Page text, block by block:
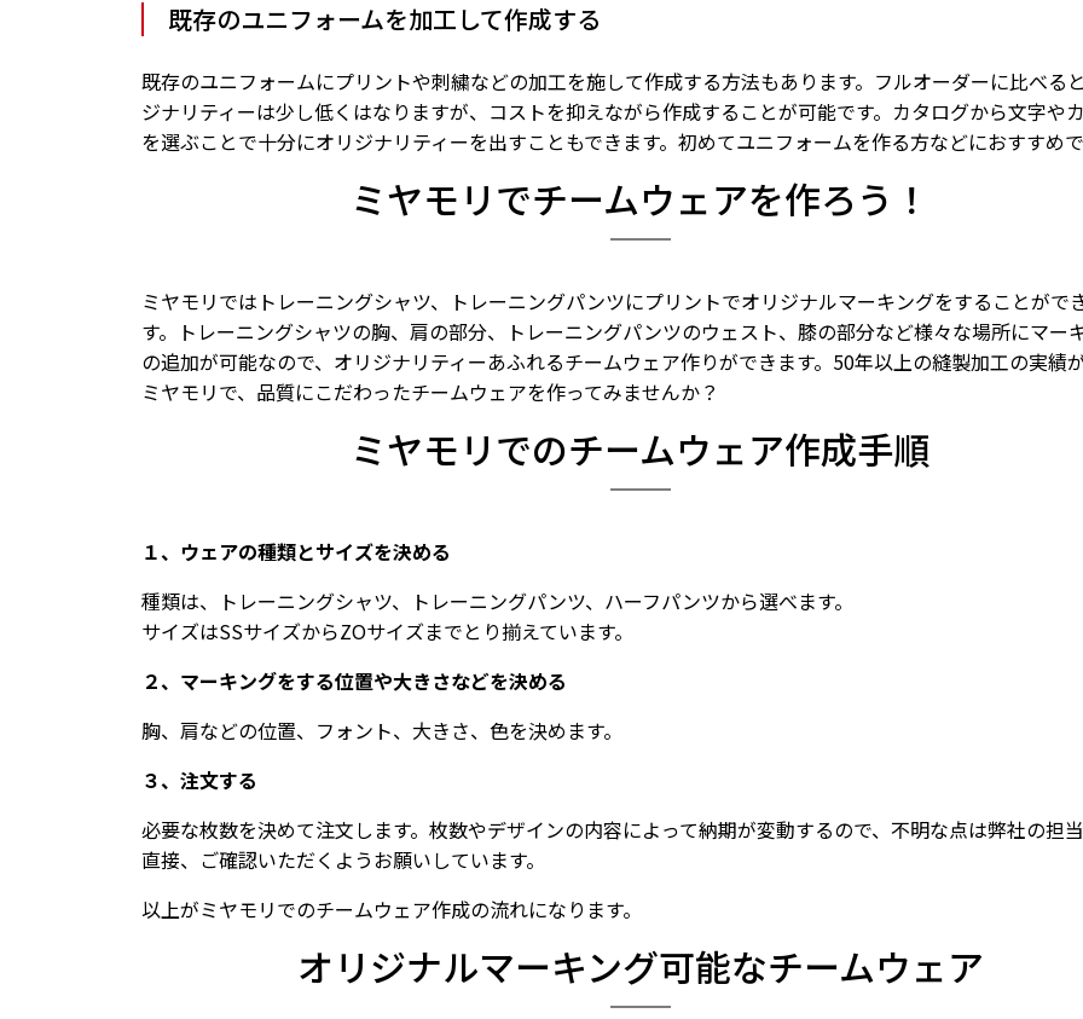
既存のユニフォームを加工して作成する
既存のユニフォームにプリントや刺繍などの加工を施して作成する方法もあります。フルオーダーに比べる
ジナリティーは少し低くはなりますが、コストを抑えながら作成することが可能です。カタログから文字や
を選ぶことで十分にオリジナリティーを出すこともできます。初めてユニフォームを作る方などにおすすめ
ミヤモリでチームウェアを作ろう！
ミヤモリではトレーニングシャツ、トレーニングパンツにプリントでオリジナルマーキングをすることがで
す。トレーニングシャツの胸、肩の部分、トレーニングパンツのウェスト、膝の部分など様々な場所にマー
の追加が可能なので、オリジナリティーあふれるチームウェア作りができます。50年以上の縫製加工の実績
ミヤモリで、品質にこだわったチームウェアを作ってみませんか？
ミヤモリでのチームウェア作成手順
１、ウェアの種類とサイズを決める
種類は、トレーニングシャツ、トレーニングパンツ、ハーフパンツから選べます。
サイズはSSサイズからZOサイズまでとり揃えています。
２、マーキングをする位置や大きさなどを決める
胸、肩などの位置、フォント、大きさ、色を決めます。
３、注文する
必要な枚数を決めて注文します。枚数やデザインの内容によって納期が変動するので、不明な点は弊社の担
直接、ご確認いただくようお願いしています。
以上がミヤモリでのチームウェア作成の流れになります。
オリジナルマーキング可能なチームウェア